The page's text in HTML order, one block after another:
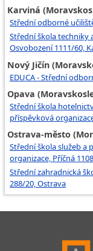
Karviná
Střední odborné
Střední škola techniky
Osvobození 1111/60,
Nový Jičín
EDUCA - Střední
Opava
Střední škola
příspěvková
Ostrava-město
Střední škola služeb a
organizace, Příčná
Střední zahradnická
288/20, Ostrava